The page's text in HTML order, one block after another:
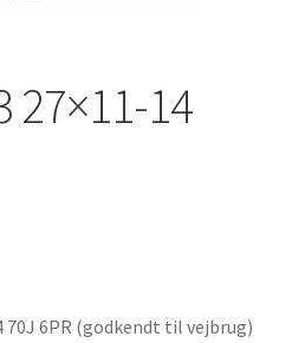
27×11-14
70J 6PR (godkendt til vejbrug)